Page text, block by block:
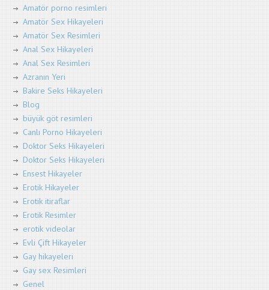
Amatör porno resimleri
Amatör Sex Hikayeleri
Amatör Sex Resimleri
Anal Sex Hikayeleri
Anal Sex Resimleri
Azranın Yeri
Bakire Seks Hikayeleri
Blog
büyük göt resimleri
Canlı Porno Hikayeleri
Doktor Seks Hikayeleri
Doktor Seks Hikayeleri
Ensest Hikayeler
Erotik Hikayeler
Erotik itiraflar
Erotik Resimler
erotik videolar
Evli Çift Hikayeler
Gay hikayeleri
Gay sex Resimleri
Genel